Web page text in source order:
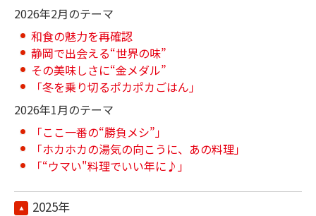
2026年2月のテーマ
和食の魅力を再確認
静岡で出会える“世界の味”
その美味しさに“金メダル”
「冬を乗り切るポカポカごはん」
2026年1月のテーマ
「ここ一番の“勝負メシ”」
「ホカホカの湯気の向こうに、あの料理」
「“ウマい"料理でいい年に♪」
2025年